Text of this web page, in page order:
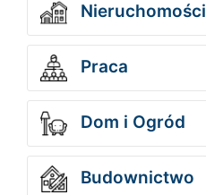
Nieruchomości
Praca
Dom i Ogród
Budownictwo